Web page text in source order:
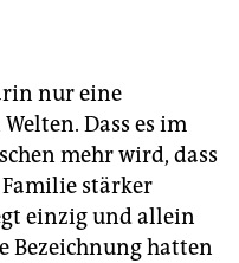
nur eine
Dass es im
mehr wird, dass
stärker
einzig und allein
Bezeichnung hatten